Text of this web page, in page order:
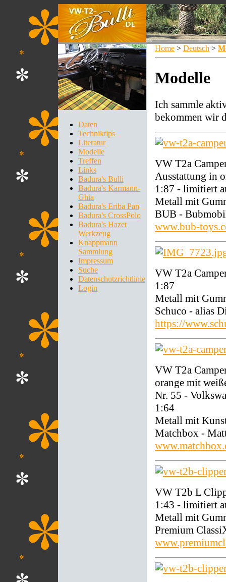
Daten
Techniktips
Literatur
Modelle
Treffen
Links
Badura's Bulli
Badura's Karmann-
Ghia
Badura's Eriba Pan
Badura's CrossPolo
Badura's Hazet
Werkzeug
Knappmann
Sammlung
Impressum
Suche
Datenschutzrichtlinie
Login
Home > Deutsch >
Modelle
Ich sammle
bekommen wir
VW T2a
Ausstattung in
1:87 - limitiert
Metall mit
BUB -
www.bub-
VW T2a
1:87
Metall mit
Schuco - alias
https://
VW T2a
orange mit
Nr. 55 -
1:64
Metall mit
Matchbox -
VW T2b L
1:43 - limitiert
Metall mit
Premium